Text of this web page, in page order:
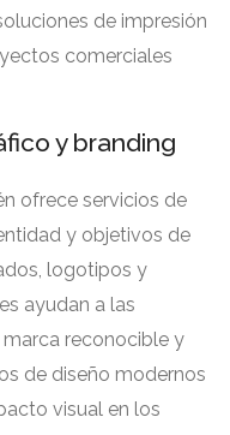
de impresión
comerciales
y branding
ofrece servicios de
y objetivos de
logotipos y
ayudan a las
marca reconocible y
de diseño modernos
visual en los